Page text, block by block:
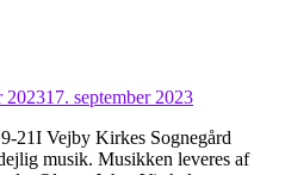
202317. september 2023
21I Vejby Kirkes Sognegård
musik. Musikken leveres af